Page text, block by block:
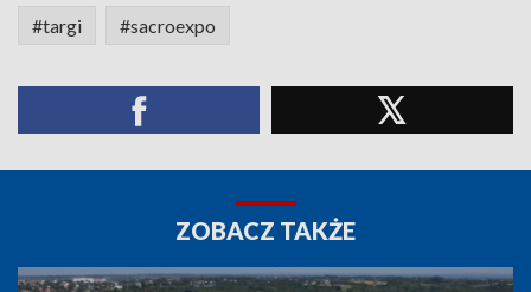
#targi #sacroexpo
ZOBACZ TAKŻE